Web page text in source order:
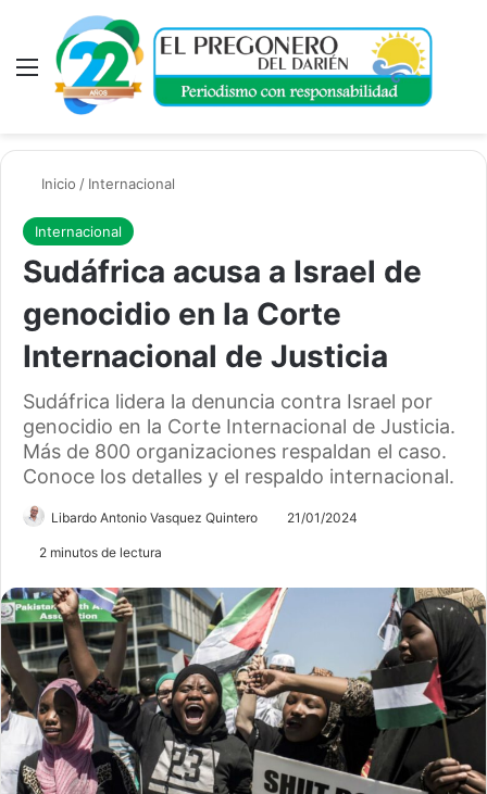
Menú
Inicio / Internacional
Internacional
Sudáfrica acusa a Israel de
genocidio en la Corte
Internacional de Justicia
Sudáfrica lidera la denuncia contra Israel por
genocidio en la Corte Internacional de Justicia.
Más de 800 organizaciones respaldan el caso.
Conoce los detalles y el respaldo internacional.
Libardo Antonio Vasquez Quintero 21/01/2024
2 minutos de lectura